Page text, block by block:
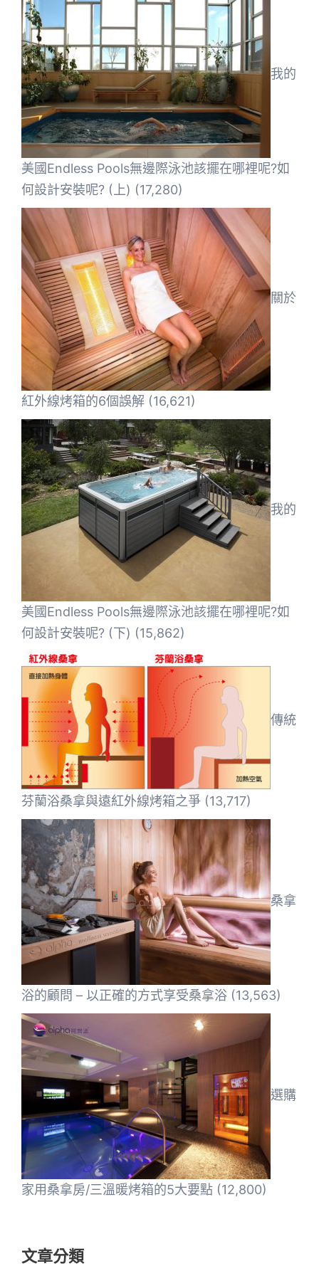
我的
美國Endless Pools無邊際泳池該擺在哪裡呢?如
何設計安裝呢? (上) (17,280)
關於
紅外線烤箱的6個誤解 (16,621)
我的
美國Endless Pools無邊際泳池該擺在哪裡呢?如
何設計安裝呢? (下) (15,862)
傳統
芬蘭浴桑拿與遠紅外線烤箱之爭 (13,717)
桑拿
浴的顧問 – 以正確的方式享受桑拿浴 (13,563)
選購
家用桑拿房/三溫暖烤箱的5大要點 (12,800)
文章分類